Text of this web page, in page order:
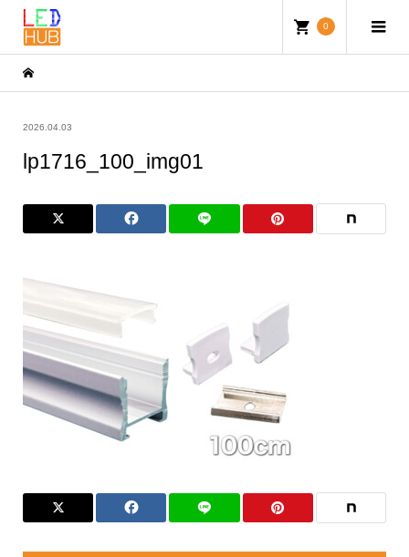
0
2026.04.03
lp1716_100_img01